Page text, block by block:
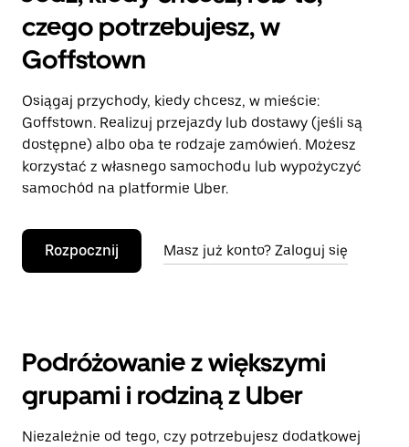
czego potrzebujesz, w
Goffstown
Osiągaj przychody, kiedy chcesz, w mieście:
Goffstown. Realizuj przejazdy lub dostawy (jeśli są
dostępne) albo oba te rodzaje zamówień. Możesz
korzystać z własnego samochodu lub wypożyczyć
samochód na platformie Uber.
Rozpocznij Masz już konto? Zaloguj się
Podróżowanie z większymi
grupami i rodziną z Uber
Niezależnie od tego, czy potrzebujesz dodatkowej